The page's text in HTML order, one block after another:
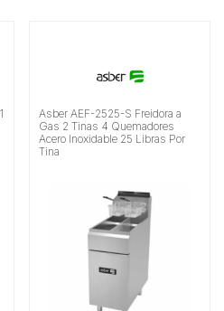
Asber AEF-2525-S Freidora a
Gas 2 Tinas 4 Quemadores
Acero Inoxidable 25 Libras Por
Tina